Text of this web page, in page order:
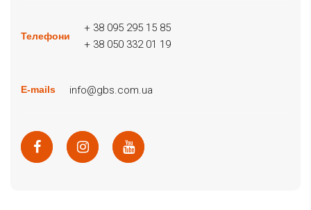
Телефони
+ 38 095 295 15 85
+ 38 050 332 01 19
E-mails info@gbs.com.ua